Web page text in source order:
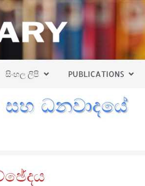
සිංහල ලිපි PUBLICATIONS
ධනවාදයේ